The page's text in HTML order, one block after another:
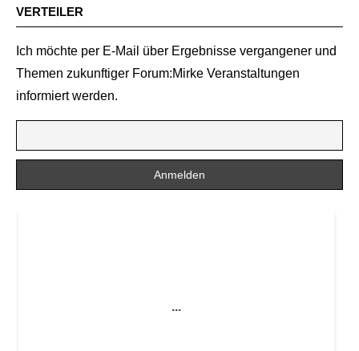
VERTEILER
Ich möchte per E-Mail über Ergebnisse vergangener und
Themen zukunftiger Forum:Mirke Veranstaltungen
informiert werden.